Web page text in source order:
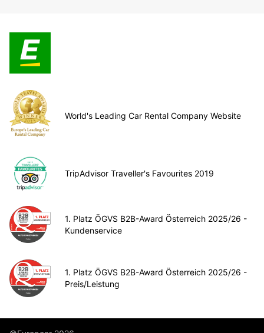
World's Leading Car Rental Company Website
TripAdvisor Traveller's Favourites 2019
1. Platz ÖGVS B2B-Award Österreich 2025/26 -
Kundenservice
1. Platz ÖGVS B2B-Award Österreich 2025/26 -
Preis/Leistung